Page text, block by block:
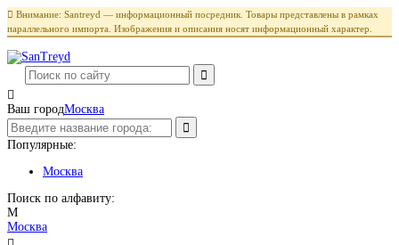
 Внимание: Santreyd — информационный посредник. Товары представлены в рамках
параллельного импорта. Изображения и описания носят информационный характер.

Ваш городМосква
Популярные:
Москва
Поиск по алфавиту:
М
Москва